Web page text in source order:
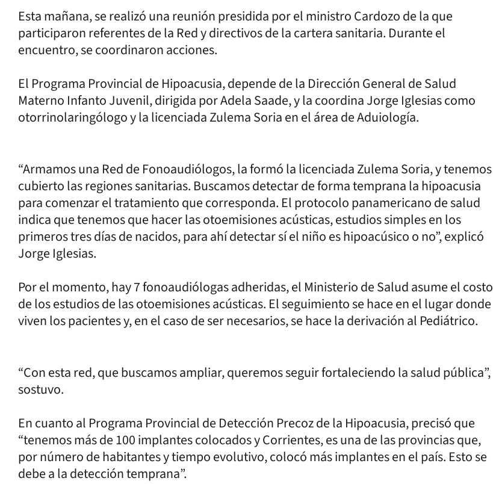
Esta mañana, se realizó una reunión presidida por el ministro Cardozo de la que
participaron referentes de la Red y directivos de la cartera sanitaria. Durante el
encuentro, se coordinaron acciones.
El Programa Provincial de Hipoacusia, depende de la Dirección General de Salud
Materno Infanto Juvenil, dirigida por Adela Saade, y la coordina Jorge Iglesias como
otorrinolaringólogo y la licenciada Zulema Soria en el área de Aduiología.
“Armamos una Red de Fonoaudiólogos, la formó la licenciada Zulema Soria, y tenemos
cubierto las regiones sanitarias. Buscamos detectar de forma temprana la hipoacusia
para comenzar el tratamiento que corresponda. El protocolo panamericano de salud
indica que tenemos que hacer las otoemisiones acústicas, estudios simples en los
primeros tres días de nacidos, para ahí detectar sí el niño es hipoacúsico o no”, explicó
Jorge Iglesias.
Por el momento, hay 7 fonoaudiólogas adheridas, el Ministerio de Salud asume el costo
de los estudios de las otoemisiones acústicas. El seguimiento se hace en el lugar donde
viven los pacientes y, en el caso de ser necesarios, se hace la derivación al Pediátrico.
“Con esta red, que buscamos ampliar, queremos seguir fortaleciendo la salud pública”,
sostuvo.
En cuanto al Programa Provincial de Detección Precoz de la Hipoacusia, precisó que
“tenemos más de 100 implantes colocados y Corrientes, es una de las provincias que,
por número de habitantes y tiempo evolutivo, colocó más implantes en el país. Esto se
debe a la detección temprana”.